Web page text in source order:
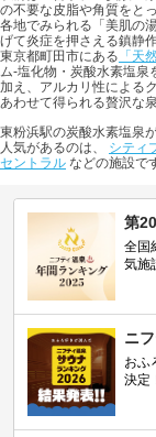
の不要な皮脂や角質をと
各地でみられる「美肌の
げて炎症を押さえる鎮静
東京都町田市にある 「天
ム-塩化物・炭酸水素塩泉
加え、アルカリ性による
あわせて得られる贅沢な
東粉浜駅の炭酸水素塩泉
人気があるのは、 シティ
セントラル などの施設で
第
全国
気施
ニ
おふ
決定